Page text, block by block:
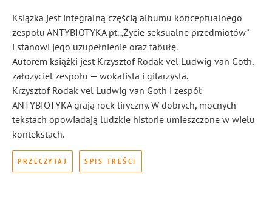
Książka jest integralną częścią albumu konceptualnego
zespołu ANTYBIOTYKA pt. „Życie seksualne przedmiotów”
i stanowi jego uzupełnienie oraz fabułę.
Autorem książki jest Krzysztof Rodak vel Ludwig van Goth,
założyciel zespołu — wokalista i gitarzysta.
Krzysztof Rodak vel Ludwig van Goth i zespół
ANTYBIOTYKA grają rock liryczny. W dobrych, mocnych
tekstach opowiadają ludzkie historie umieszczone w wielu
kontekstach.
PRZECZYTAJ SPIS TREŚCI